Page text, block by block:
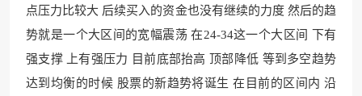
点压力比较大 后续买入的资金也没有继续的力度 然后的趋
势就是一个大区间的宽幅震荡 在24-34这一个大区间 下有
强支撑 上有强压力 目前底部抬高 顶部降低 等到多空趋势
达到均衡的时候 股票的新趋势将诞生 在目前的区间内 沿